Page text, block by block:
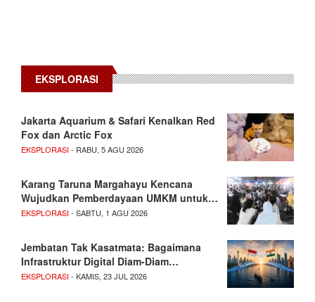
EKSPLORASI
Jakarta Aquarium & Safari Kenalkan Red
Fox dan Arctic Fox
EKSPLORASI- RABU, 5 AGU 2026
Karang Taruna Margahayu Kencana
Wujudkan Pemberdayaan UMKM untuk…
EKSPLORASI- SABTU, 1 AGU 2026
Jembatan Tak Kasatmata: Bagaimana
Infrastruktur Digital Diam-Diam…
EKSPLORASI- KAMIS, 23 JUL 2026